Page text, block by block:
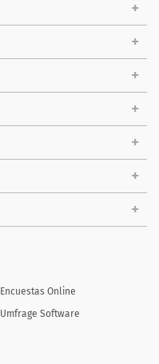
Encuestas Online
Umfrage Software